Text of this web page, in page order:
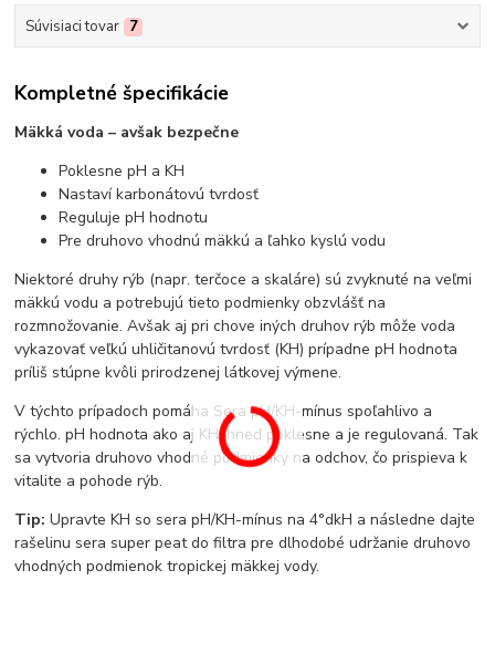
Súvisiaci tovar 7
Kompletné špecifikácie
Mäkká voda – avšak bezpečne
Poklesne pH a KH
Nastaví karbonátovú tvrdosť
Reguluje pH hodnotu
Pre druhovo vhodnú mäkkú a ľahko kyslú vodu
Niektoré druhy rýb (napr. terčoce a skaláre) sú zvyknuté na veľmi
mäkkú vodu a potrebujú tieto podmienky obzvlášť na
rozmnožovanie. Avšak aj pri chove iných druhov rýb môže voda
vykazovať veľkú uhličitanovú tvrdosť (KH) prípadne pH hodnota
príliš stúpne kvôli prirodzenej látkovej výmene.
V týchto prípadoch pomáha Sera pH/KH-mínus spoľahlivo a
rýchlo. pH hodnota ako aj KH ihneď poklesne a je regulovaná. Tak
sa vytvoria druhovo vhodné podmienky na odchov, čo prispieva k
vitalite a pohode rýb.
Tip:Upravte KH so sera pH/KH-mínus na 4°dkH a následne dajte
rašelinu sera super peat do filtra pre dlhodobé udržanie druhovo
vhodných podmienok tropickej mäkkej vody.